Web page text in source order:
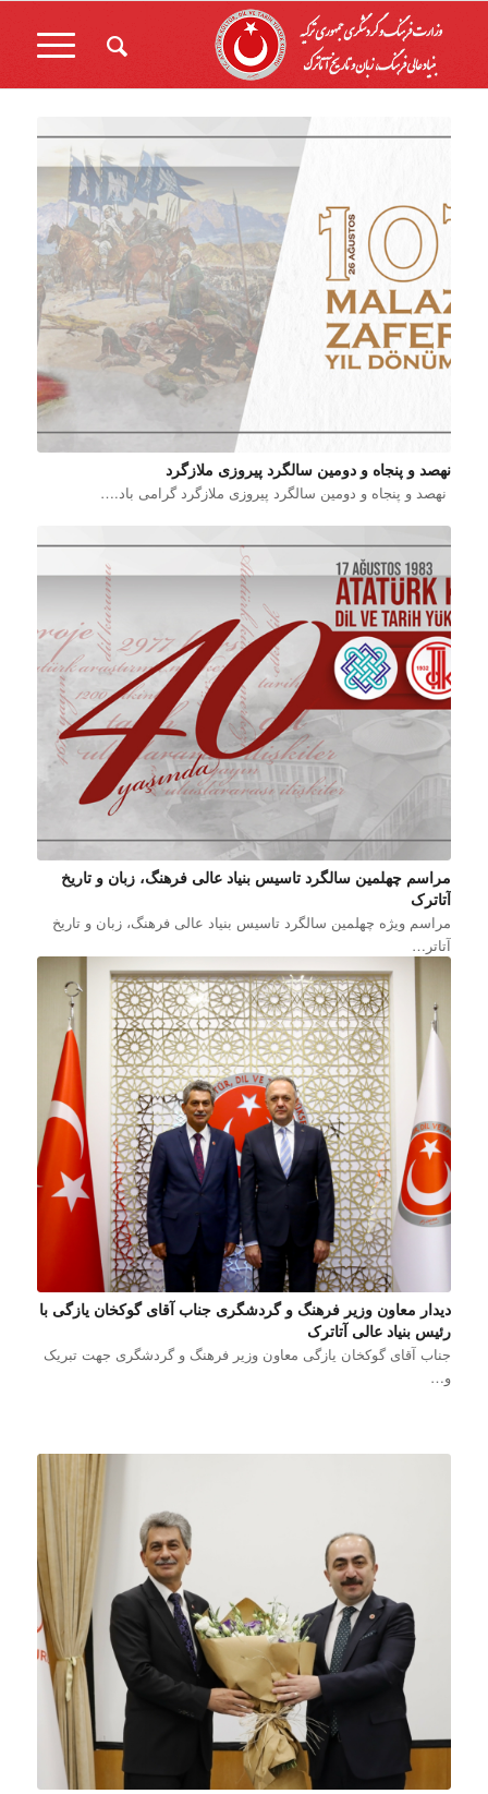
نهصد و پنجاه و دومین سالگرد پیروزی ملازگرد
نهصد و پنجاه و دومین سالگرد پیروزی ملازگرد گرامی باد.…
مراسم چهلمین سالگرد تاسیس بنیاد عالی فرهنگ، زبان و تاریخ
آتاترک
مراسم ویژه چهلمین سالگرد تاسیس بنیاد عالی فرهنگ، زبان و تاریخ
آتاتر…
دیدار معاون وزیر فرهنگ و گردشگری جناب آقای گوکخان یازگی با
رئیس بنیاد عالی آتاترک
جناب آقای گوکخان یازگی معاون وزیر فرهنگ و گردشگری جهت تبریک
و…